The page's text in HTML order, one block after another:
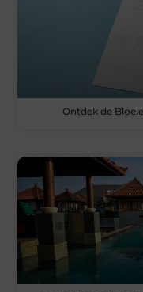
Ontdek de